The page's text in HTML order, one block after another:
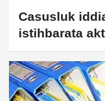
Casusluk
istihbarata
menfaat elde